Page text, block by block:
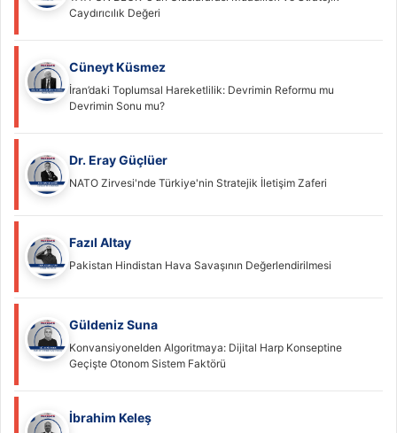
Caydırıcılık Değeri
Cüneyt Küsmez
İran’daki Toplumsal Hareketlilik: Devrimin Reformu mu
Devrimin Sonu mu?
Dr. Eray Güçlüer
NATO Zirvesi'nde Türkiye'nin Stratejik İletişim Zaferi
Fazıl Altay
Pakistan Hindistan Hava Savaşının Değerlendirilmesi
Güldeniz Suna
Konvansiyonelden Algoritmaya: Dijital Harp Konseptine
Geçişte Otonom Sistem Faktörü
İbrahim Keleş